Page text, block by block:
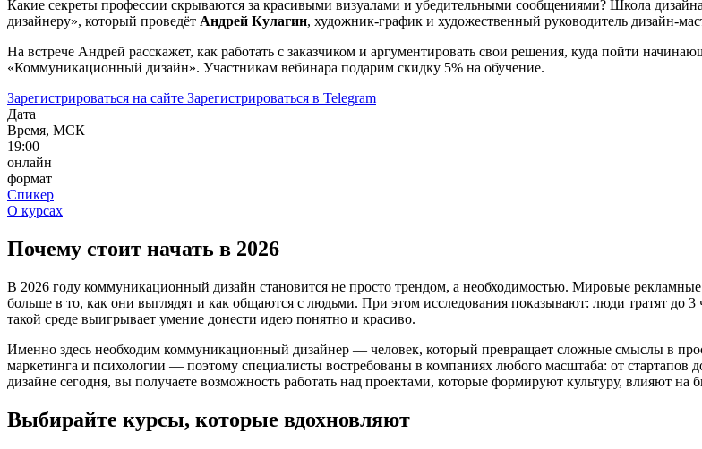
Какие секреты профессии скрываются за красивыми визуалами и убедительными сообщениями? Школа
дизайнеру», который проведёт Андрей Кулагин, художник-график и художественный руководитель дизайн-
На встрече Андрей расскажет, как работать с заказчиком и аргументировать свои решения, куда пойти
«Коммуникационный дизайн». Участникам вебинара подарим скидку 5% на обучение.
Зарегистрироваться на сайте Зарегистрироваться в Telegram
Дата
Время, МСК
19:00
онлайн
формат
Спикер
О курсах
Почему стоит начать в 2026
В 2026 году коммуникационный дизайн становится не просто трендом, а необходимостью. Мировые рекламные
больше в то, как они выглядят и как общаются с людьми. При этом исследования показывают: люди тратят до
такой среде выигрывает умение донести идею понятно и красиво.
Именно здесь необходим коммуникационный дизайнер — человек, который превращает сложные смыслы в
маркетинга и психологии — поэтому специалисты востребованы в компаниях любого масштаба: от
дизайне сегодня, вы получаете возможность работать над проектами, которые формируют культуру, влияют
Выбирайте курсы, которые вдохновляют